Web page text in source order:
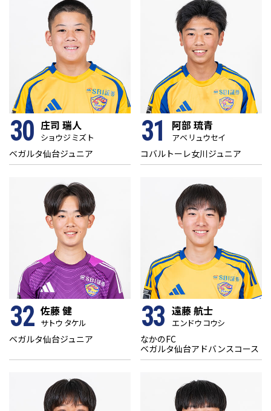
庄司 瑞人
ショウジ ミズト
30
ベガルタ仙台ジュニア
阿部 琉青
アベ リュウセイ
31
コバルトーレ女川ジュニア
佐藤 健
サトウ タケル
32
ベガルタ仙台ジュニア
遠藤 航士
エンドウ コウシ
33
なかのFC
ベガルタ仙台アドバンスコース